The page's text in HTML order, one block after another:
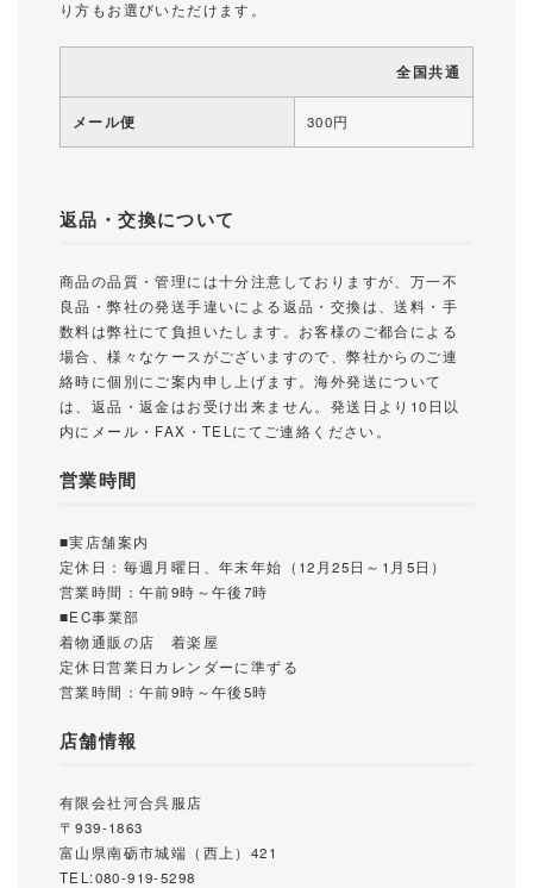
り方もお選びいただけます。
全国共通
メール便 300円
返品・交換について
商品の品質・管理には十分注意しておりますが、万一不
良品・弊社の発送手違いによる返品・交換は、送料・手
数料は弊社にて負担いたします。お客様のご都合による
場合、様々なケースがございますので、弊社からのご連
絡時に個別にご案内申し上げます。海外発送について
は、返品・返金はお受け出来ません。発送日より10日以
内にメール・FAX・TELにてご連絡ください。
営業時間
■実店舗案内
定休日：毎週月曜日、年末年始（12月25日～1月5日）
営業時間：午前9時～午後7時
■EC事業部
着物通販の店 着楽屋
定休日営業日カレンダーに準ずる
営業時間：午前9時～午後5時
店舗情報
有限会社河合呉服店
〒939-1863
富山県南砺市城端（西上）421
TEL:080-919-5298